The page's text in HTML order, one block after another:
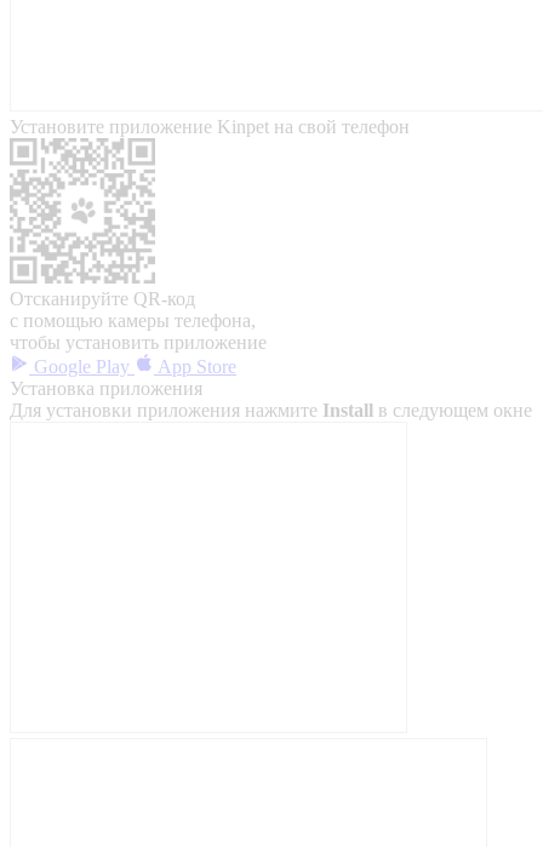
Установите приложение Kinpet на свой телефон
Отсканируйте QR-код
с помощью камеры телефона,
чтобы установить приложение
Google Play
App Store
Установка приложения
Для установки приложения нажмите Install в следующем окне